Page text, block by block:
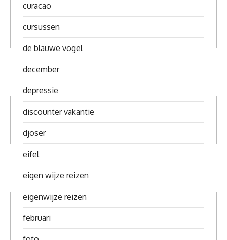
curacao
cursussen
de blauwe vogel
december
depressie
discounter vakantie
djoser
eifel
eigen wijze reizen
eigenwijze reizen
februari